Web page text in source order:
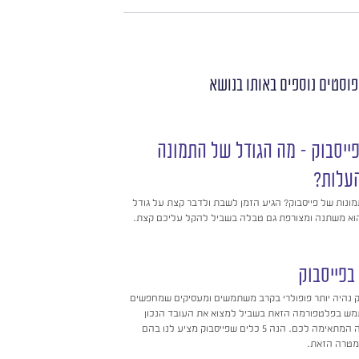
פוסטים נוספים באותו בנושא
– מה הגודל של התמונה
של פייסבוק? הגיע הזמן לשבת ולדבר קצת על גודל
הוא משתנה ומצורפת גם טבלה בשביל להקל עליכם קצת.
נהיה יותר פופולרי בקרב משתמשים ומעסיקים שמחפשים
בפלטפורמה הזאת בשביל למצוא את העובד הנכון
עבורכם או את המשרה המתאימה לכם. הנה 5 כלים שפייסבוק מציע לנו בהם
הזאת.